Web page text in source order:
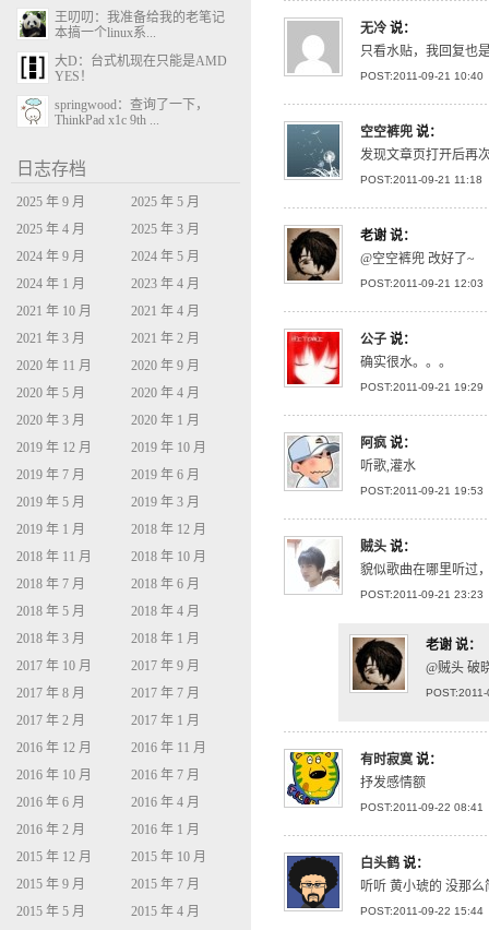
无冷 说：
只看水贴，我回复也
POST:2011-09-21 10:40
空空裤兜 说：
发现文章页打开后再
POST:2011-09-21 11:18
老谢 说：
@空空裤兜 改好了~
POST:2011-09-21 12:03
公子 说：
确实很水。。。
POST:2011-09-21 19:29
阿疯 说：
听歌,灌水
POST:2011-09-21 19:53
贼头 说：
貌似歌曲在哪里听过，
POST:2011-09-21 23:23
老谢 说：
@贼头 破
有时寂寞 说：
抒发感情额
POST:2011-09-22 08:41
白头鹤 说：
听听 黄小琥的 没那么
POST:2011-09-22 15:44
王叨叨：我准备给我的老笔记
本搞一个linux系...
大D：台式机现在只能是AMD
YES！
springwood：查询了一下，
ThinkPad x1c 9th ...
日志存档
2025 年 9 月
2025 年 5 月
2025 年 4 月
2025 年 3 月
2024 年 9 月
2024 年 5 月
2024 年 1 月
2023 年 4 月
2021 年 10 月
2021 年 4 月
2021 年 3 月
2021 年 2 月
2020 年 11 月
2020 年 9 月
2020 年 5 月
2020 年 4 月
2020 年 3 月
2020 年 1 月
2019 年 12 月
2019 年 10 月
2019 年 7 月
2019 年 6 月
2019 年 5 月
2019 年 3 月
2019 年 1 月
2018 年 12 月
2018 年 11 月
2018 年 10 月
2018 年 7 月
2018 年 6 月
2018 年 5 月
2018 年 4 月
2018 年 3 月
2018 年 1 月
2017 年 10 月
2017 年 9 月
2017 年 8 月
2017 年 7 月
2017 年 2 月
2017 年 1 月
2016 年 12 月
2016 年 11 月
2016 年 10 月
2016 年 7 月
2016 年 6 月
2016 年 4 月
2016 年 2 月
2016 年 1 月
2015 年 12 月
2015 年 10 月
2015 年 9 月
2015 年 7 月
2015 年 5 月
2015 年 4 月